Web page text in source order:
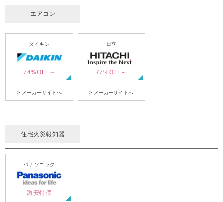
エアコン
ダイキン
74%OFF～
> メーカーサイトへ
日立
77%OFF～
> メーカーサイトへ
住宅火災報知器
パナソニック
激安特価